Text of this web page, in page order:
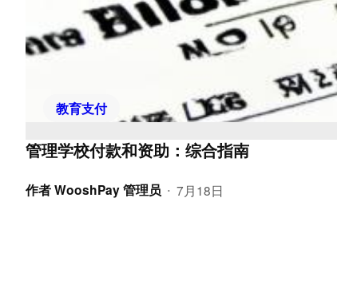
教育支付
管理学校付款和资助：综合指南
作者WooshPay 管理员 • 7月18日